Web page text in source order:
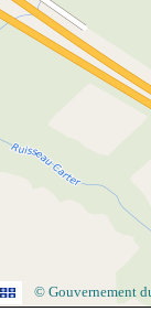
© Gouvernement